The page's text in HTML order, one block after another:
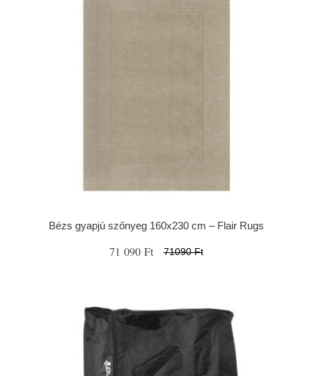
Bézs gyapjú szőnyeg 160x230 cm – Flair Rugs
71 090 Ft 71090 Ft